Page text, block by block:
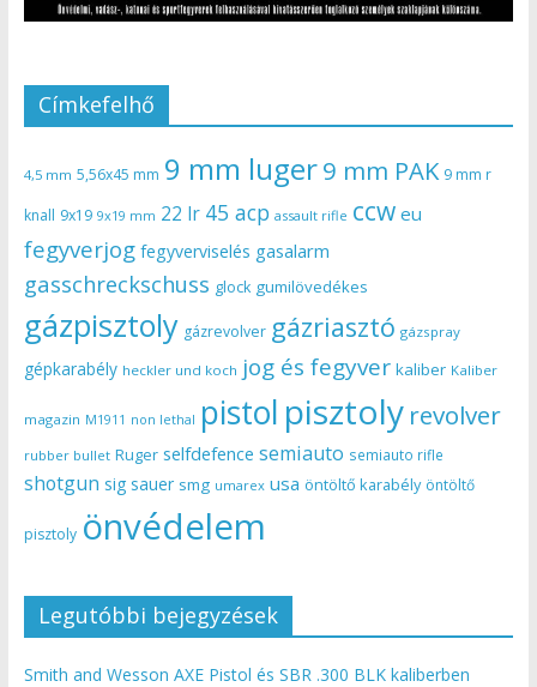
Címkefelhő
4,5 mm 5,56x45 mm 9 mm luger9 mm PAK 9 mm r
knall 9x19 9x19 mm 22 lr 45 acp assault rifle ccw eu
fegyverjog fegyverviselés gasalarm
gasschreckschuss glock gumilövedékes
gázpisztoly gázrevolver gázriasztó gázspray
gépkarabély heckler und koch jog és fegyver kaliber Kaliber
magazin M1911 non lethal pistol pisztoly revolver
rubber bullet Ruger selfdefence semiauto semiauto rifle
shotgun sig sauer smg umarex usa öntöltő karabély öntöltő
pisztoly önvédelem
Legutóbbi bejegyzések
Smith and Wesson AXE Pistol és SBR .300 BLK kaliberben